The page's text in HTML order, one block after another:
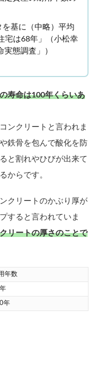
を基に（中略）平均
宅は68年」（小松幸
態調査」）
寿命は100年くらいあ
ンクリートと言われま
鉄骨を包んで酸化を防
と割れやひびが出来て
からです。
クリートのかぶり厚が
すると言われていま
リートの厚さのことで
年数
年